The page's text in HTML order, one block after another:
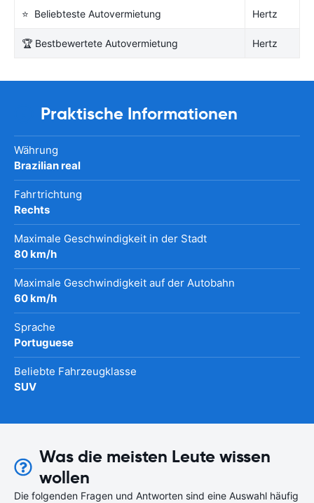
⭐ Beliebteste Autovermietung Hertz
🏆 Bestbewertete Autovermietung Hertz
Praktische Informationen
Währung
Brazilian real
Fahrtrichtung
Rechts
Maximale Geschwindigkeit in der Stadt
80 km/h
Maximale Geschwindigkeit auf der Autobahn
60 km/h
Sprache
Portuguese
Beliebte Fahrzeugklasse
SUV
Was die meisten Leute wissen
wollen
Die folgenden Fragen und Antworten sind eine Auswahl häufig